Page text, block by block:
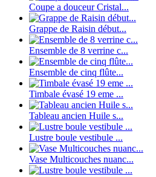
Coupe a douceur Cristal...
Grappe de Raisin début...
Ensemble de 8 verrine c...
Ensemble de cinq flûte...
Timbale évasé 19 eme ...
Tableau ancien Huile s...
Lustre boule vestibule ...
Vase Multicouches nuanc...